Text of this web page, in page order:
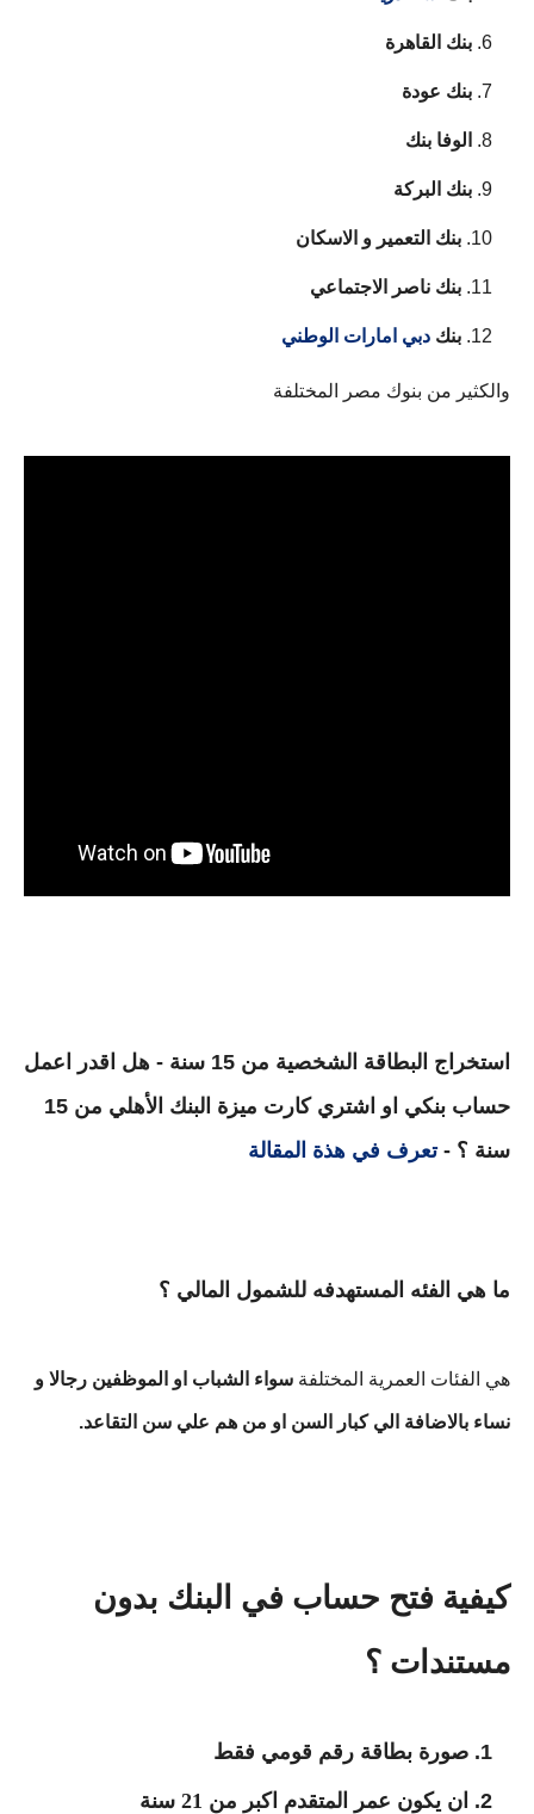
بنك القاهرة
بنك عودة
الوفا بنك
بنك البركة
بنك التعمير و الاسكان
بنك ناصر الاجتماعي
بنك دبي امارات الوطني
والكثير من بنوك مصر المختلفة
استخراج البطاقة الشخصية من 15 سنة - هل اقدر اعمل
حساب بنكي او اشتري كارت ميزة البنك الأهلي من 15
سنة ؟ -تعرف في هذة المقالة
ما هي الفئه المستهدفه للشمول المالي ؟
هي الفئات العمرية المختلفة سواء الشباب او الموظفين رجالا و
نساء بالاضافة الي كبار السن او من هم علي سن التقاعد.
كيفية فتح حساب في البنك بدون
مستندات ؟
صورة بطاقة رقم قومي فقط
ان يكون عمر المتقدم اكبر من 21 سنة